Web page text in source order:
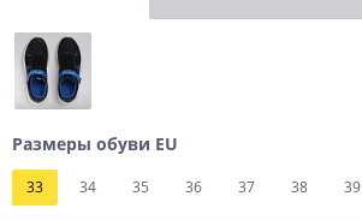
Размеры обуви EU
33 34 35 36 37 38 39